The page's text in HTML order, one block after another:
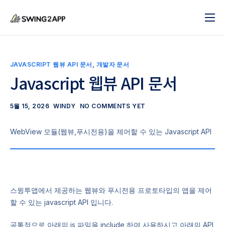
블로그
도움말
JAVASCRIPT 웹뷰 API 문서 , 개발자 문서
Javascript 웹뷰 API 문서
5월 15, 2026 WINDY NO COMMENTS YET
WebView 모듈(웹뷰,푸시전용)을 제어할 수 있는 Javascript API
스윙투앱에서 제공하는 웹뷰와 푸시전용 프로토타입의 앱을 제어
할 수 있는 javascript API 입니다.
공통적으로 아래의 js 파일을 include 하여 사용하시고 아래의 API